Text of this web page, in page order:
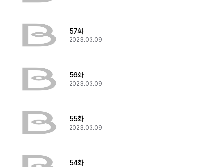
57화
2023.03.09
56화
2023.03.09
55화
2023.03.09
54화